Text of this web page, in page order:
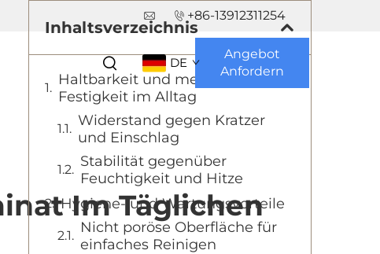
+86-13912311254
DE
Angebot
Anfordern
Im Täglichen
Inhaltsverzeichnis
Haltbarkeit und mechanische
Festigkeit im Alltag
Widerstand gegen Kratzer
und Einschlag
Stabilität gegenüber
Feuchtigkeit und Hitze
Hygiene- und Wartungsvorteile
Nicht poröse Oberfläche für
einfaches Reinigen